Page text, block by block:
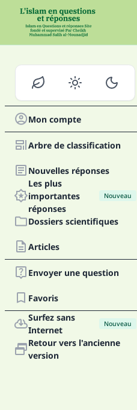
Mon compte
Arbre de classification
Nouvelles réponses
Les plus
importantes
réponses
Nouveau
Dossiers scientifiques
Articles
Envoyer une question
Favoris
Surfez sans
Internet
Nouveau
Retour vers l'ancienne
version